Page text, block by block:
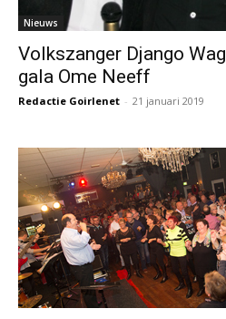
Nieuws
Volkszanger Django
gala Ome Neeff
Redactie Goirlenet - 21 januari 2019